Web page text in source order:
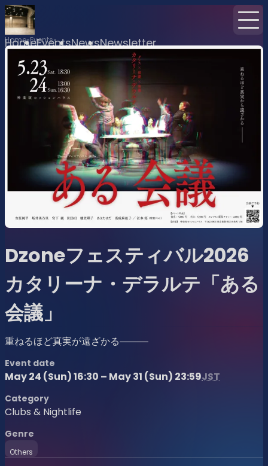
HomeEventsNewsNewsletter
Home Events
Dzoneフェスティバル2026
カタリーナ・デラルテ「ある
会議」
重ねるほど真実が遠ざかる―――
Event date
May 24 (Sun) 16:30 – May 31 (Sun) 23:59JST
Category
Clubs & Nightlife
Genre
Others